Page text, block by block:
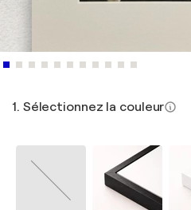
1. Sélectionnez la couleur